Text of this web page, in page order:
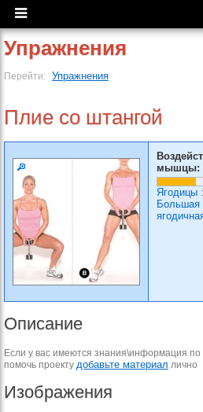
Упражнения
Перейти: Упражнения
Плие со штангой
мышцы:
Ягодицы :
Большая
Описание
Если у вас имеются знания\информация
помочь проекту добавьте материал лично
Изображения